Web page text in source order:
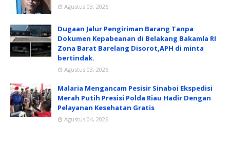
Agustus 03, 2026
Dugaan Jalur Pengiriman Barang Tanpa
Dokumen Kepabeanan di Belakang Bakamla RI
Zona Barat Barelang Disorot,APH di minta
bertindak.
Agustus 03, 2026
Malaria Mengancam Pesisir Sinaboi Ekspedisi
Merah Putih Presisi Polda Riau Hadir Dengan
Pelayanan Kesehatan Gratis
Agustus 04, 2026